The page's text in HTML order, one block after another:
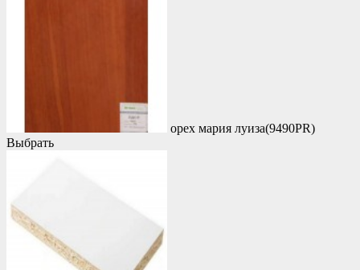
орех мария луиза(9490PR)
Выбрать